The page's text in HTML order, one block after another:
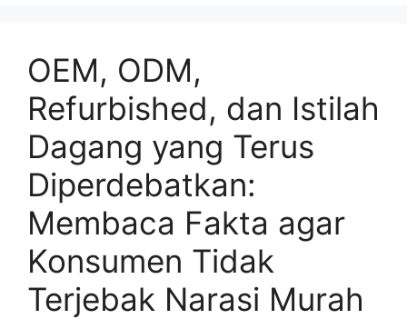
OEM, ODM,
Refurbished, dan Istilah
Dagang yang Terus
Diperdebatkan:
Membaca Fakta agar
Konsumen Tidak
Terjebak Narasi Murah